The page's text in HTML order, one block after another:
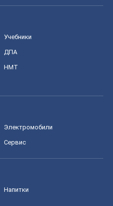
Учебники
ДПА
НМТ
Электромобили
Сервис
Напитки